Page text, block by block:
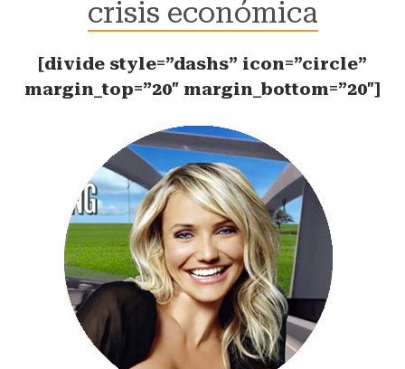
crisis económica
[divide style=”dashs” icon=”circle”
margin_top=”20″ margin_bottom=”20″]